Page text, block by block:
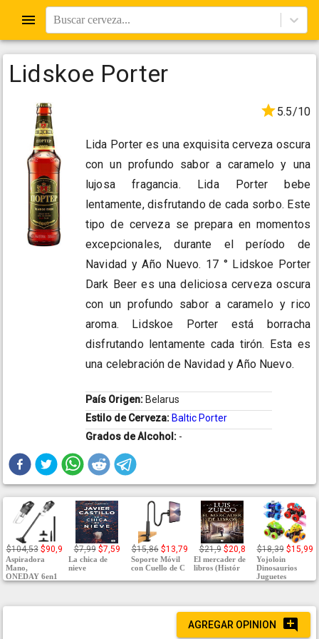
Buscar cerveza...
Lidskoe Porter
5.5/10
Lida Porter es una exquisita cerveza oscura
con un profundo sabor a caramelo y una
lujosa fragancia. Lida Porter bebe
lentamente, disfrutando de cada sorbo. Este
tipo de cerveza se prepara en momentos
excepcionales, durante el período de
Navidad y Año Nuevo. 17 ° Lidskoe Porter
Dark Beer es una deliciosa cerveza oscura
con un profundo sabor a caramelo y rico
aroma. Lidskoe Porter está borracha
disfrutando lentamente cada tirón. Esta es
una celebración de Navidad y Año Nuevo.
País Origen: Belarus
Estilo de Cerveza: Baltic Porter
Grados de Alcohol: -
$104,53 $90,9
Aspiradora
Mano,
ONEDAY 6en1
$7,99 $7,59
La chica de
nieve
$15,86 $13,79
Soporte Móvil
con Cuello de C
$21,9 $20,8
El mercader de
libros (Histór
$18,39 $15,99
Yojoloin
Dinosaurios
Juguetes
AGREGAR OPINION